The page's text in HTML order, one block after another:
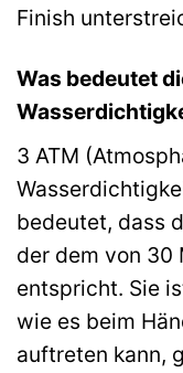
Finish
Was bedeutet
3 ATM
bedeutet, dass
der dem von 30
entspricht. Sie
wie es beim
auftreten kann,